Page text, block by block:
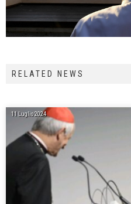
RELATED NEWS
11 Luglio 2024